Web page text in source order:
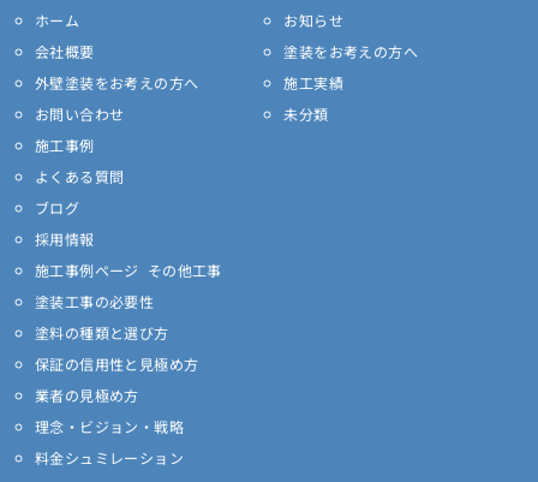
g
r
m
k
ホーム
会社概要
外壁塗装をお考えの方へ
お問い合わせ
施工事例
よくある質問
ブログ
採用情報
施工事例ページ その他工事
塗装工事の必要性
塗料の種類と選び方
保証の信用性と見極め方
業者の見極め方
理念・ビジョン・戦略
料金シュミレーション
お知らせ
塗装をお考えの方へ
施工実績
未分類